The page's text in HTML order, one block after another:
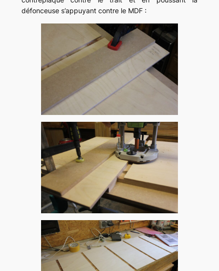
défonceuse s’appuyant contre le MDF :